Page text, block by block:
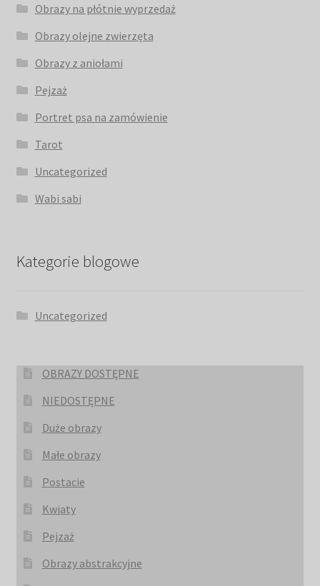
Obrazy na płótnie wyprzedaż
Obrazy olejne zwierzęta
Obrazy z aniołami
Pejzaż
Portret psa na zamówienie
Tarot
Uncategorized
Wabi sabi
Kategorie blogowe
Uncategorized
OBRAZY DOSTĘPNE
NIEDOSTĘPNE
Duże obrazy
Małe obrazy
Postacie
Kwiaty
Pejzaż
Obrazy abstrakcyjne